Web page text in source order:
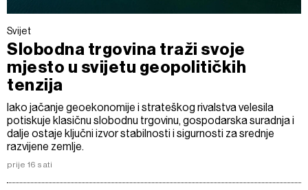
Svijet
Slobodna trgovina traži svoje
mjesto u svijetu geopolitičkih
tenzija
Iako jačanje geoekonomije i strateškog rivalstva velesila
potiskuje klasičnu slobodnu trgovinu, gospodarska suradnja i
dalje ostaje ključni izvor stabilnosti i sigurnosti za srednje
razvijene zemlje.
prije 16 sati